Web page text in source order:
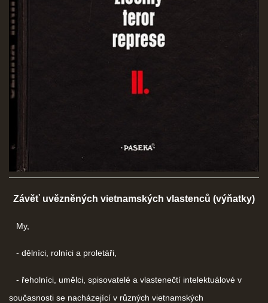
OSTATNÍ ZLOČINY KOMUNISMU
ČERNÁ KNIHA NACIONÁLNÍHO SOCIALISMU
ZLOČINY NACIONÁLNÍHO SOCIALISMU: FAKTA
NÁVŠTĚVNÍ KNIHA
© 2026 eStránky.cz |RSS
Závěť uvězněných vietnamských vlastenců (výňatky)
My,
- dělníci, rolníci a proletáři,
- řeholníci, umělci, spisovatelé a vlastenečtí intelektuálové v
současnosti se nacházející v různých vietnamských